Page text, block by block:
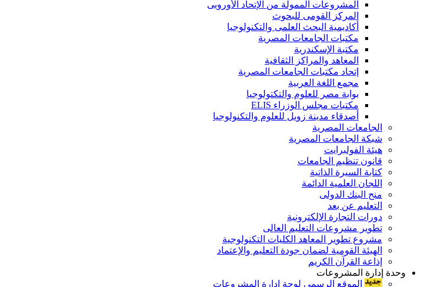
المشروعات الممولة من الإتحاد الأوروبى
المركز القومى للبحوث
أكاديمية البحث العلمى والتكنولوجيا
مكتبات الجامعات المصرية
مكتبة الإسكندرية
المعاهد والمراكز الثقافية
إتحاد مكتبات الجامعات المصرية
مجمع اللغة العربية
بوابة مصر للعلوم والتكتولوجيا
مكتبات مجلس الوزراء ELIS
أصدقاء مدينة زويل للعلوم والتكنولوجيا
الجامعات المصرية
شبكة الجامعات المصرية
هيئة الفولبرايت
قانون تنظيم الجامعات
كتابة السيرة الذاتية
اللجان العلمية الدائمة
منح البنك الدولى
التعليم عن بعد
دورات التجارة الإلكترونية
تطوير مشروعات التعليم العالى
مشروع تطوير المعاهد الكليات التكنولوجية
الهيئة القومية لضمان جودة التعليم والإعتماد
إذاعة القرآن الكريم
وحدة إدارة المشروعات
الموقع الرسمى لوحة إدارة المشروعات